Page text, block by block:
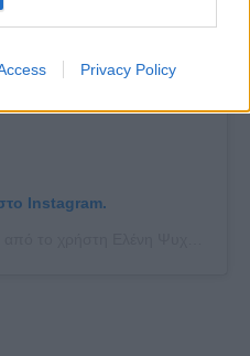
Privacy Policy
Instagram.